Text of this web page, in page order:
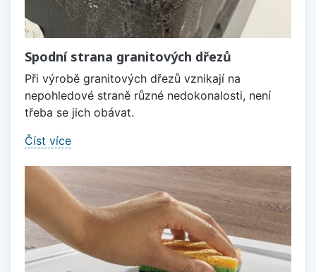
Spodní strana granitových dřezů
Při výrobě granitových dřezů vznikají na
nepohledové straně různé nedokonalosti, není
třeba se jich obávat.
Číst více